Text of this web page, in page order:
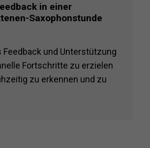
in einer
Saxophonstunde
und Unterstützung
Fortschritte zu erzielen
zu erkennen und zu